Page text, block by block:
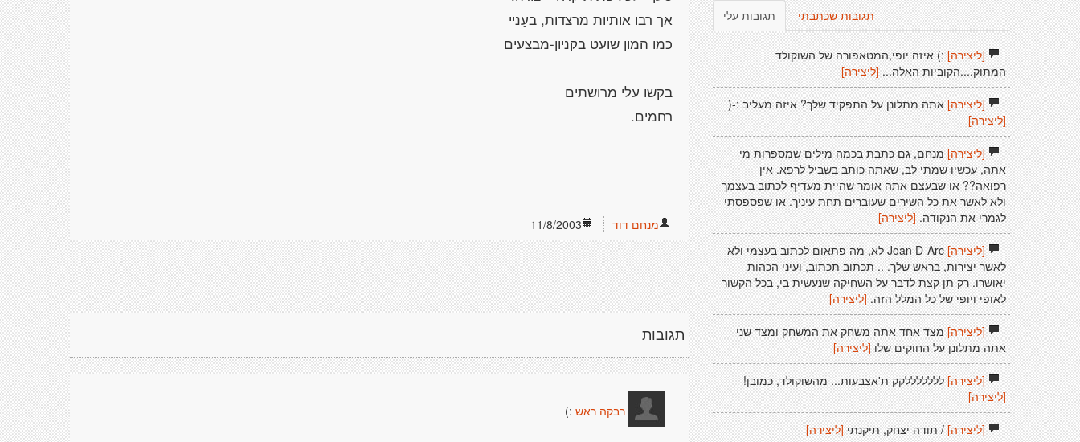
11/8/2003 מנחם דוד
תגובות
רבקה ראש :)
תגובות עלי תגובות שכתבתי
[ליצירה]:) איזה יופי,המטאפורה של השוקולד
המתוק....הקוביות האלה... [ליצירה]
[ליצירה]אתה מתלונן על התפקיד שלך? איזה מעליב :-(
[ליצירה]
[ליצירה]מנחם, גם כתבת בכמה מילים שמספרות מי
אתה, עכשיו שמתי לב, שאתה כותב בשביל לרפא. אין
רפואה?? או שבעצם אתה אומר שהיית מעדיף לכתוב בעצמך
ולא לאשר את כל השירים שעוברים תחת עיניך. או שפספסתי
לגמרי את הנקודה.[ליצירה]
[ליצירה]
Joan D-Arc לא, מה פתאום לכתוב בעצמי ולא
לאשר יצירות, בראש שלך. .. תכתוב תכתוב, ועיני הכהות
יאושרו. רק תן קצת לדבר על השחיקה שנעשית בי, בכל הקשור
לאופי ויופי של כל המלל הזה. [ליצירה]
[ליצירה]מצד אחד אתה משחק את המשחק ומצד שני
אתה מתלונן על החוקים שלו [ליצירה]
[ליצירה]לללללללקק ת'אצבעות... מהשוקולד, כמובן!
[ליצירה]
[ליצירה]/ תודה יצחק, תיקנתי [ליצירה]